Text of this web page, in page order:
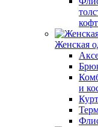
Женская
и